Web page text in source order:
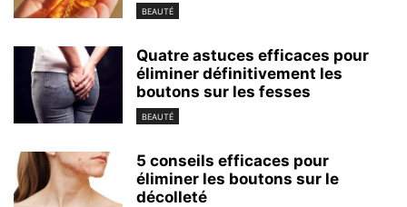
BEAUTÉ
Quatre astuces efficaces pour
éliminer définitivement les
boutons sur les fesses
BEAUTÉ
5 conseils efficaces pour
éliminer les boutons sur le
décolleté